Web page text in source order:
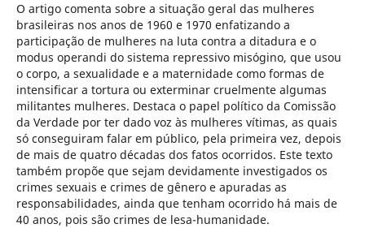
O artigo comenta sobre a situação geral das mulheres
brasileiras nos anos de 1960 e 1970 enfatizando a
participação de mulheres na luta contra a ditadura e o
modus operandi do sistema repressivo misógino, que usou
o corpo, a sexualidade e a maternidade como formas de
intensificar a tortura ou exterminar cruelmente algumas
militantes mulheres. Destaca o papel político da Comissão
da Verdade por ter dado voz às mulheres vítimas, as quais
só conseguiram falar em público, pela primeira vez, depois
de mais de quatro décadas dos fatos ocorridos. Este texto
também propõe que sejam devidamente investigados os
crimes sexuais e crimes de gênero e apuradas as
responsabilidades, ainda que tenham ocorrido há mais de
40 anos, pois são crimes de lesa-humanidade.